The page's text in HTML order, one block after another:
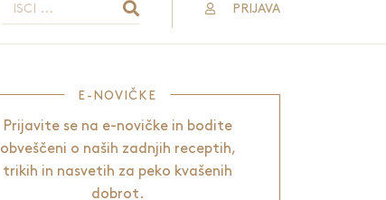
PRIJAVA
E-NOVIČKE
Prijavite se na e-novičke in bodite
obveščeni o naših zadnjih receptih,
trikih in nasvetih za peko kvašenih
dobrot.